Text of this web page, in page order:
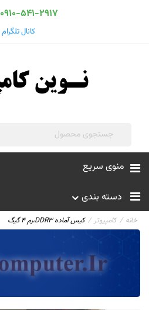
0910-541-2917
کانال تلگرام
منوی سریع
دسته بندی
خانه کامپیوتر کیس آماده DDR3،رم 4 گیگ